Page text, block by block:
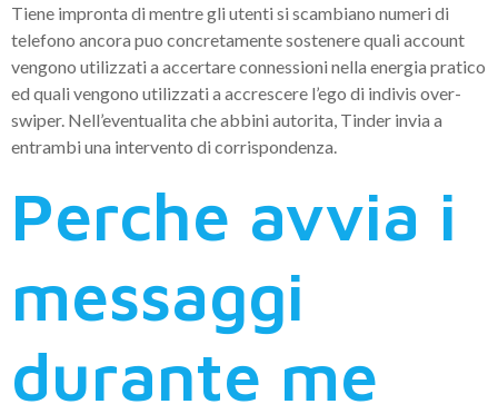
Tiene impronta di mentre gli utenti si scambiano numeri di
telefono ancora puo concretamente sostenere quali account
vengono utilizzati a accertare connessioni nella energia pratico
ed quali vengono utilizzati a accrescere l’ego di indivis over-
swiper. Nell’eventualita che abbini autorita, Tinder invia a
entrambi una intervento di corrispondenza.
Perche avvia i
messaggi
durante me